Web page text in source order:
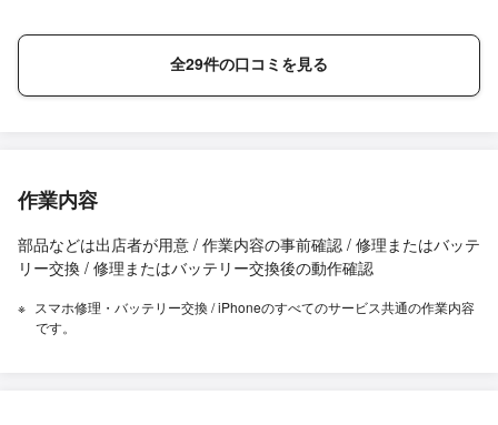
全29件の口コミを見る
作業内容
部品などは出店者が用意 / 作業内容の事前確認 / 修理またはバッテ
リー交換 / 修理またはバッテリー交換後の動作確認
スマホ修理・バッテリー交換 / iPhoneのすべてのサービス共通の作業内容
です。